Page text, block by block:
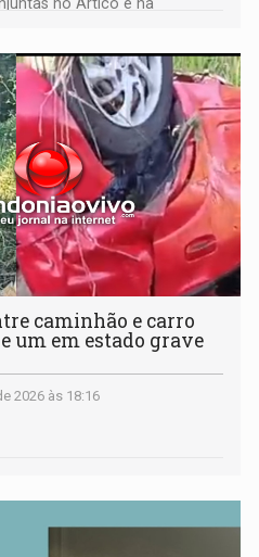
caminhão e carro
um em estado grave
2026 às 18:16